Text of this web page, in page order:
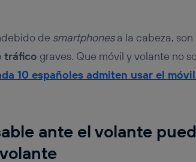
de smartphonesa la cabeza, son
tráfico graves. Que móvil y volante no
10 españoles admiten usar el
ante el volante